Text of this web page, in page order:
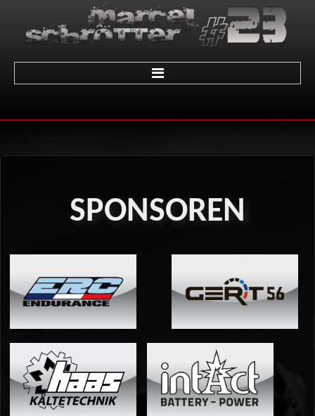
Home
03 - Brünn
05 - Suzuka
06 - Most
Sponsoren
SPONSOREN